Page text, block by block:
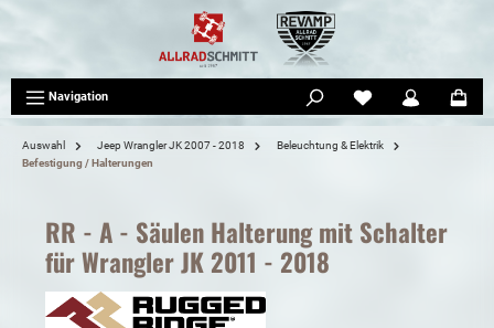
Navigation
Auswahl Jeep Wrangler JK 2007 - 2018
Beleuchtung & Elektrik
Befestigung / Halterungen
RR - A - Säulen Halterung mit Schalter
für Wrangler JK 2011 - 2018